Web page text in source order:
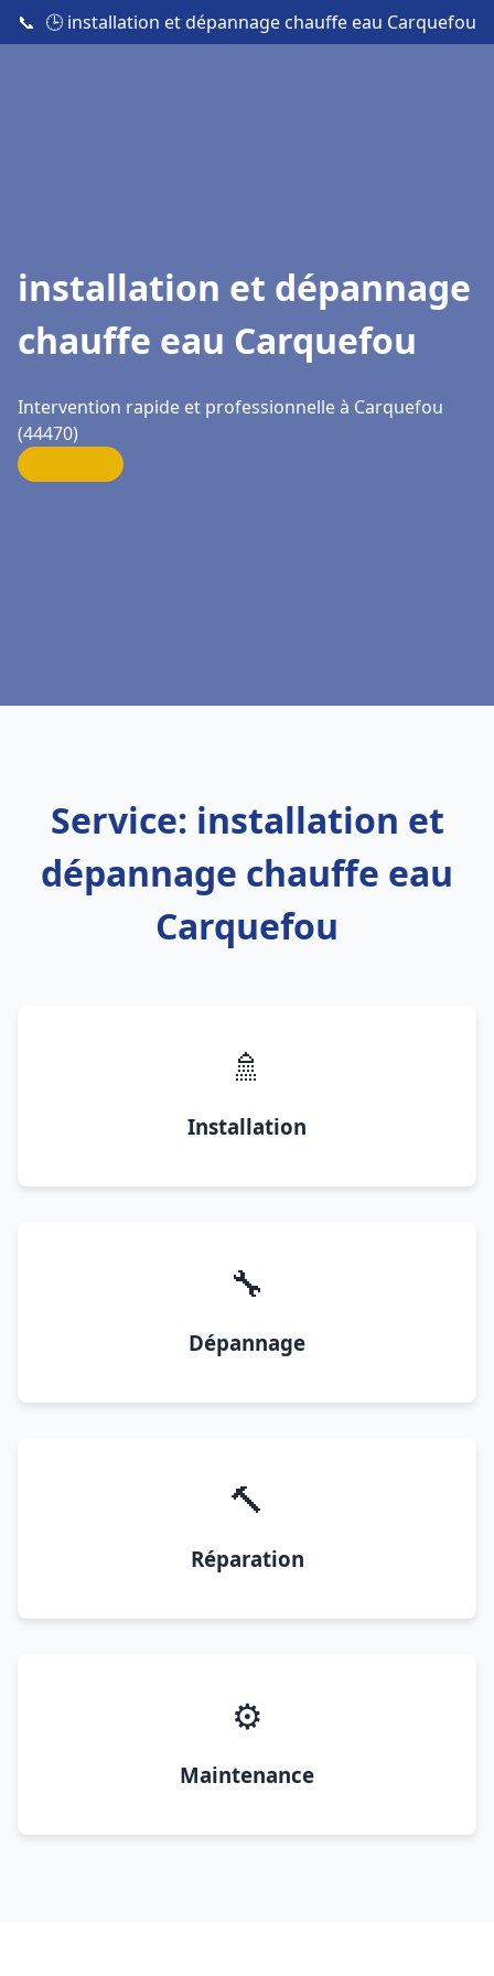
📞 🕒 installation et dépannage chauffe eau Carquefou
installation et dépannage
chauffe eau Carquefou
Intervention rapide et professionnelle à Carquefou
(44470)
Service: installation et
dépannage chauffe eau
Carquefou
🚿
Installation
🔧
Dépannage
🔨
Réparation
⚙️
Maintenance